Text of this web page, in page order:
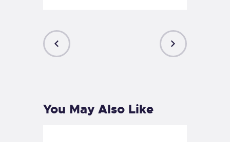
You May Also Like